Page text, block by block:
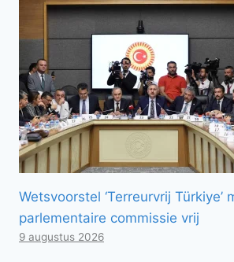
Wetsvoorstel ‘Terreurvrij Türkiye’
parlementaire commissie vrij
9 augustus 2026